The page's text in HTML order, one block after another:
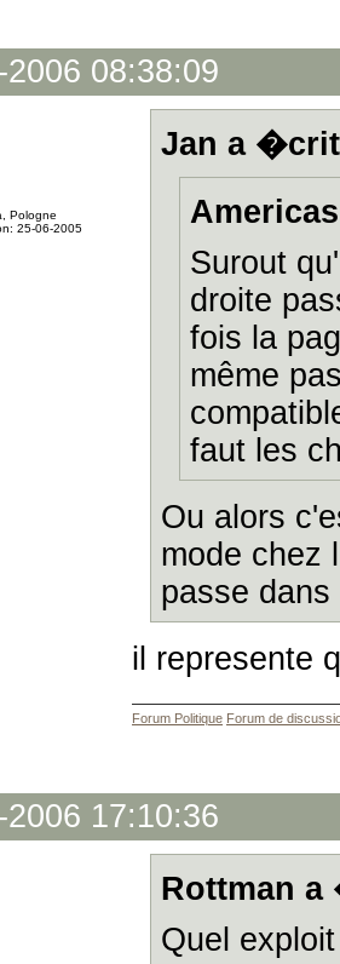
2006 08:38:09
Pologne
25-06-2005
Jan a
Surout
droite
fois la
même
faut les
Ou alors
mode chez
passe
il represente
Forum Politique Forum de
2006 17:10:36
Rottman
Quel